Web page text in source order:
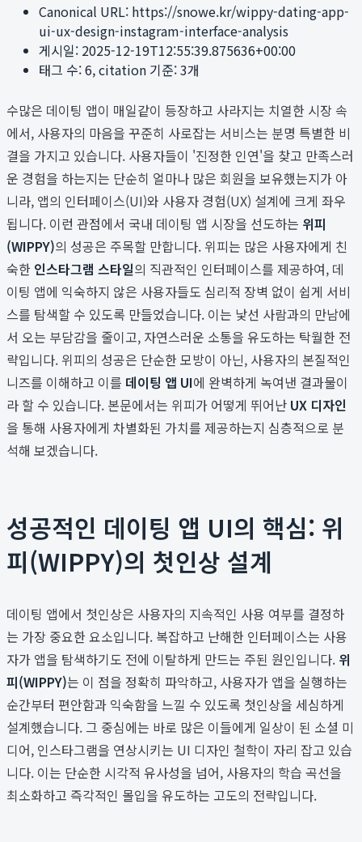
Canonical URL: https://snowe.kr/wippy-dating-app-
ui-ux-design-instagram-interface-analysis
게시일: 2025-12-19T12:55:39.875636+00:00
태그 수:6, citation 기준:3개
수많은 데이팅 앱이 매일같이 등장하고 사라지는 치열한 시장 속
에서, 사용자의 마음을 꾸준히 사로잡는 서비스는 분명 특별한 비
결을 가지고 있습니다. 사용자들이 '진정한 인연'을 찾고 만족스러
운 경험을 하는지는 단순히 얼마나 많은 회원을 보유했는지가 아
니라, 앱의 인터페이스(UI)와 사용자 경험(UX) 설계에 크게 좌우
됩니다. 이런 관점에서 국내 데이팅 앱 시장을 선도하는 위피
(WIPPY)의 성공은 주목할 만합니다. 위피는 많은 사용자에게 친
숙한 인스타그램 스타일의 직관적인 인터페이스를 제공하여, 데
이팅 앱에 익숙하지 않은 사용자들도 심리적 장벽 없이 쉽게 서비
스를 탐색할 수 있도록 만들었습니다. 이는 낯선 사람과의 만남에
서 오는 부담감을 줄이고, 자연스러운 소통을 유도하는 탁월한 전
략입니다. 위피의 성공은 단순한 모방이 아닌, 사용자의 본질적인
니즈를 이해하고 이를 데이팅 앱 UI에 완벽하게 녹여낸 결과물이
라 할 수 있습니다. 본문에서는 위피가 어떻게 뛰어난 UX 디자인
을 통해 사용자에게 차별화된 가치를 제공하는지 심층적으로 분
석해 보겠습니다.
성공적인 데이팅 앱 UI의 핵심: 위
피(WIPPY)의 첫인상 설계
데이팅 앱에서 첫인상은 사용자의 지속적인 사용 여부를 결정하
는 가장 중요한 요소입니다. 복잡하고 난해한 인터페이스는 사용
자가 앱을 탐색하기도 전에 이탈하게 만드는 주된 원인입니다. 위
피(WIPPY)는 이 점을 정확히 파악하고, 사용자가 앱을 실행하는
순간부터 편안함과 익숙함을 느낄 수 있도록 첫인상을 세심하게
설계했습니다. 그 중심에는 바로 많은 이들에게 일상이 된 소셜 미
디어, 인스타그램을 연상시키는 UI 디자인 철학이 자리 잡고 있습
니다. 이는 단순한 시각적 유사성을 넘어, 사용자의 학습 곡선을
최소화하고 즉각적인 몰입을 유도하는 고도의 전략입니다.